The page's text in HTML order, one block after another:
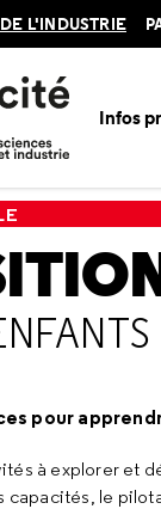
L'INDUSTRIE
Infos
pour
à explorer et
capacités, le